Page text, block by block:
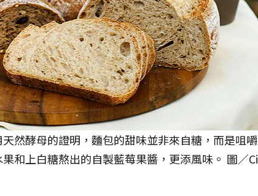
然酵母的證明，麵包的甜味並非來自糖，而是咀
和上白糖熬出的自製藍莓果醬，更添風味。 圖／